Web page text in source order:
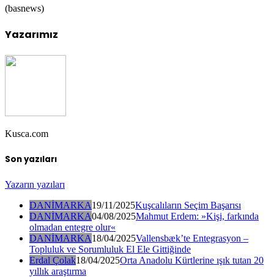
(basnews)
Yazarımız
Kusca.com
Son yazıları
Yazarın yazıları
DANİMARKA19/11/2025Kuşcalıların Seçim Başarısı
DANİMARKA04/08/2025Mahmut Erdem: »Kişi, farkında
olmadan entegre olur«
DANİMARKA18/04/2025Vallensbæk’te Entegrasyon –
Topluluk ve Sorumluluk El Ele Gittiğinde
Erdal Çolak18/04/2025Orta Anadolu Kürtlerine ışık tutan 20
yıllık araştırma